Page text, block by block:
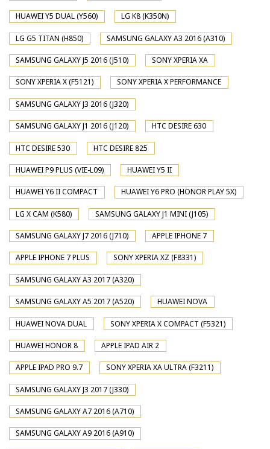
HUAWEI Y5 DUAL (Y560) LG K8 (K350N)
LG G5 TITAN (H850) SAMSUNG GALAXY A3 2016 (A310)
SAMSUNG GALAXY J5 2016 (J510) SONY XPERIA XA
SONY XPERIA X (F5121) SONY XPERIA X PERFORMANCE
SAMSUNG GALAXY J3 2016 (J320)
SAMSUNG GALAXY J1 2016 (J120) HTC DESIRE 630
HTC DESIRE 530 HTC DESIRE 825
HUAWEI P9 PLUS (VIE-L09) HUAWEI Y5 II
HUAWEI Y6 II COMPACT HUAWEI Y6 PRO (HONOR PLAY 5X)
LG X CAM (K580) SAMSUNG GALAXY J1 MINI (J105)
SAMSUNG GALAXY J7 2016 (J710) APPLE IPHONE 7
APPLE IPHONE 7 PLUS SONY XPERIA XZ (F8331)
SAMSUNG GALAXY A3 2017 (A320)
SAMSUNG GALAXY A5 2017 (A520) HUAWEI NOVA
HUAWEI NOVA DUAL SONY XPERIA X COMPACT (F5321)
HUAWEI HONOR 8 APPLE IPAD AIR 2
APPLE IPAD PRO 9.7 SONY XPERIA XA ULTRA (F3211)
SAMSUNG GALAXY J3 2017 (J330)
SAMSUNG GALAXY A7 2016 (A710)
SAMSUNG GALAXY A9 2016 (A910)